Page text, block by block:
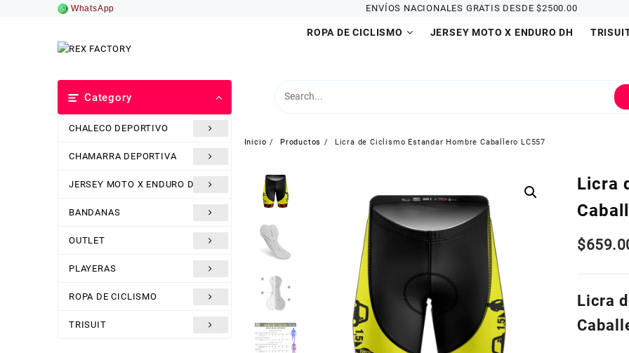
WhatsApp ENVÍOS NACIONALES GRATIS DESDE $2500.00
ROPA DE CICLISMO JERSEY MOTO X ENDURO DH
Category
CHALECO DEPORTIVO
CHAMARRA DEPORTIVA
JERSEY MOTO X ENDURO DH
BANDANAS
OUTLET
PLAYERAS
ROPA DE CICLISMO
TRISUIT
Inicio Productos Licra de Ciclismo Estandar Hombre Caballero LC557
Licra
$
Licra